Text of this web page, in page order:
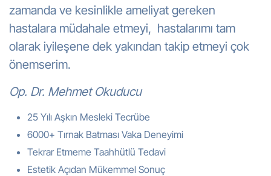
zamanda ve kesinlikle ameliyat gereken
hastalara müdahale etmeyi, hastalarımı tam
olarak iyileşene dek yakından takip etmeyi çok
önemserim.
Op. Dr. Mehmet Okuducu
25 Yılı Aşkın Mesleki Tecrübe
6000+ Tırnak Batması Vaka Deneyimi
Tekrar Etmeme Taahhütlü Tedavi
Estetik Açıdan Mükemmel Sonuç